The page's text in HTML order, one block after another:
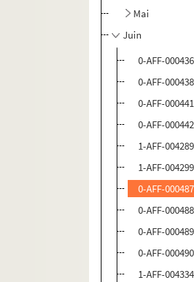
Mai
Juin
0-AFF-
0-AFF-
0-AFF-
0-AFF-
1-AFF-
1-AFF-
0-AFF-
0-AFF-
0-AFF-
0-AFF-
1-AFF-